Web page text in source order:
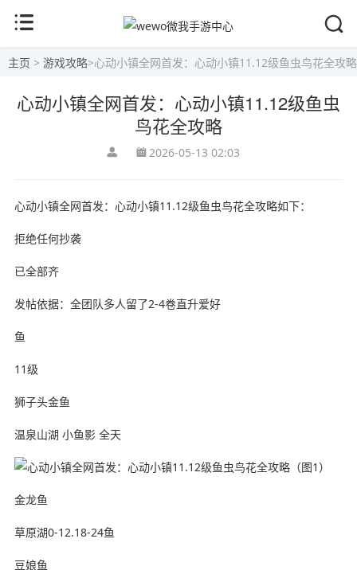
主页 > 游戏攻略>心动小镇全网首发：心动小镇11.12级鱼虫鸟花全攻略
心动小镇全网首发：心动小镇11.12级鱼虫
鸟花全攻略
2026-05-13 02:03
心动小镇全网首发：心动小镇11.12级鱼虫鸟花全攻略如下：
拒绝任何抄袭
已全部齐
发帖依据：全团队多人留了2-4卷直升爱好
鱼
11级
狮子头金鱼
温泉山湖 小鱼影 全天
金龙鱼
草原湖0-12.18-24鱼
豆娘鱼